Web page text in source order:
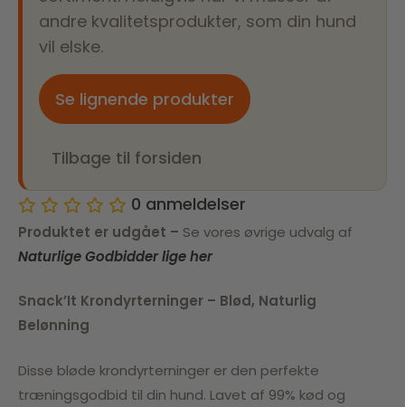
andre kvalitetsprodukter, som din hund
vil elske.
Se lignende produkter
Tilbage til forsiden
0 anmeldelser
Produktet er udgået – Se vores øvrige udvalg af
Naturlige Godbidder lige her
Snack’It Krondyrterninger – Blød, Naturlig
Belønning
Disse bløde krondyrterninger er den perfekte
træningsgodbid til din hund. Lavet af 99% kød og